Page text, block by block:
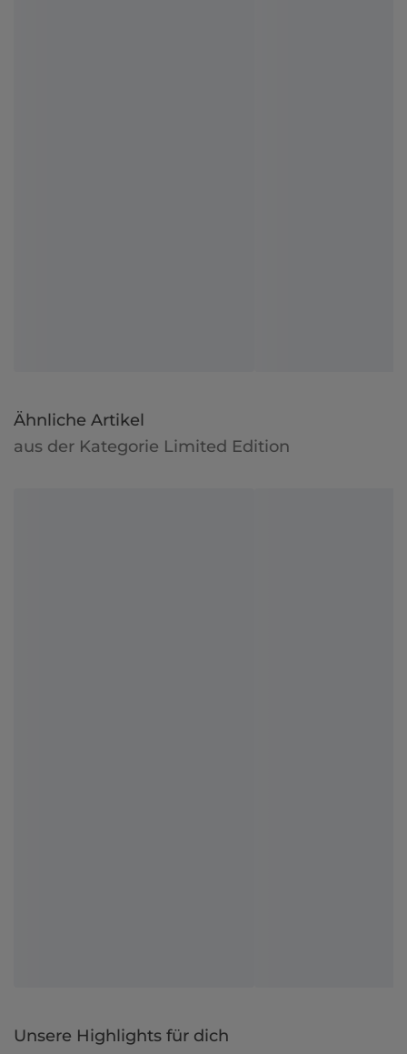
Ähnliche Artikel
aus der Kategorie Limited Edition
Unsere Highlights für dich